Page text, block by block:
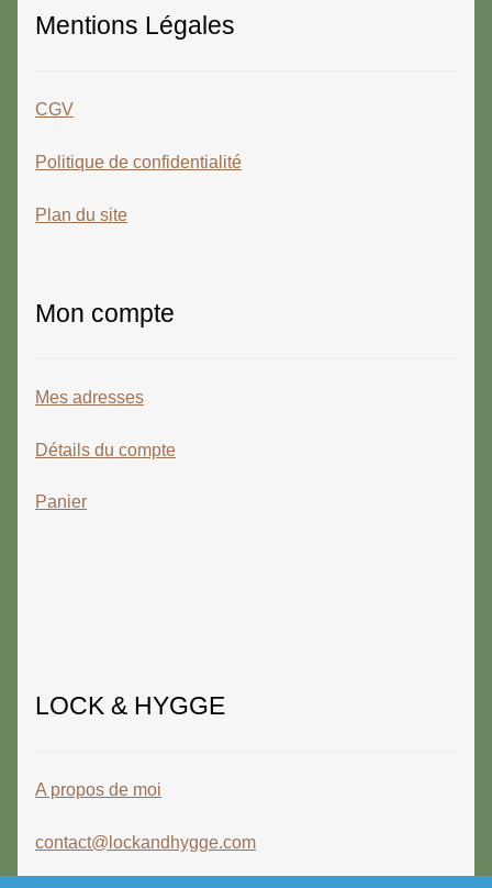
Mentions Légales
CGV
Politique de confidentialité
Plan du site
Mon compte
Mes adresses
Détails du compte
Panier
LOCK & HYGGE
A propos de moi
contact@lockandhygge.com